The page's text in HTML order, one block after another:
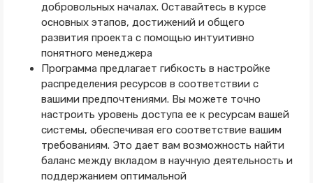
добровольных началах. Оставайтесь в курсе
основных этапов, достижений и общего
развития проекта с помощью интуитивно
понятного менеджера
Программа предлагает гибкость в настройке
распределения ресурсов в соответствии с
вашими предпочтениями. Вы можете точно
настроить уровень доступа ее к ресурсам вашей
системы, обеспечивая его соответствие вашим
требованиям. Это дает вам возможность найти
баланс между вкладом в научную деятельность и
поддержанием оптимальной